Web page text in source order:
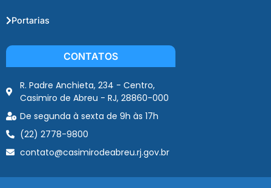
Portarias
CONTATOS
R. Padre Anchieta, 234 - Centro,
Casimiro de Abreu - RJ, 28860-000
De segunda à sexta de 9h às 17h
(22) 2778-9800
contato@casimirodeabreu.rj.gov.br